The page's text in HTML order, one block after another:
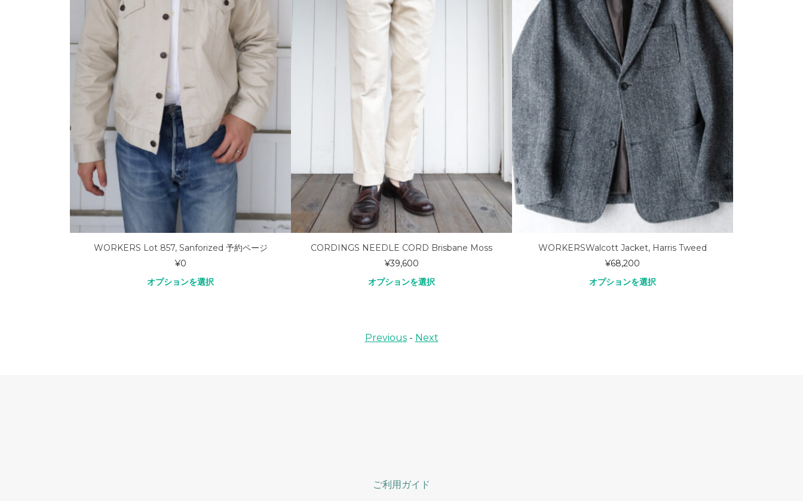
WORKERS Lot 857, Sanforized 予約ページ
¥0
オプションを選択
CORDINGS NEEDLE CORD Brisbane Moss
¥39,600
オプションを選択
WORKERSWalcott Jacket, Harris Tweed
¥68,200
オプションを選択
Previous- Next
ご利用ガイド